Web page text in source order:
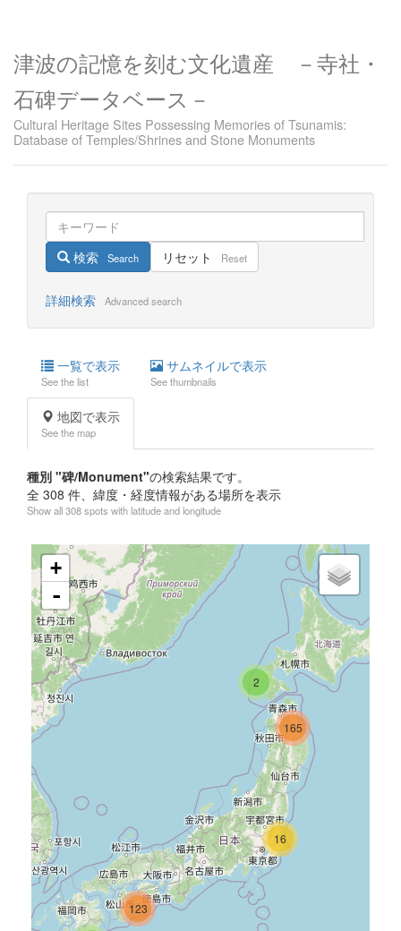
津波の記憶を刻む文化遺産 －寺社・
石碑データベース－
Cultural Heritage Sites Possessing Memories of Tsunamis:
Database of Temples/Shrines and Stone Monuments
検索 Search リセット Reset
詳細検索 Advanced search
一覧で表示
See the list
サムネイルで表示
See thumbnails
地図で表示
See the map
種別 "碑/Monument"の検索結果です。
全 308 件、緯度・経度情報がある場所を表示
Show all 308 spots with latitude and longitude
2
16
165
123
+
-